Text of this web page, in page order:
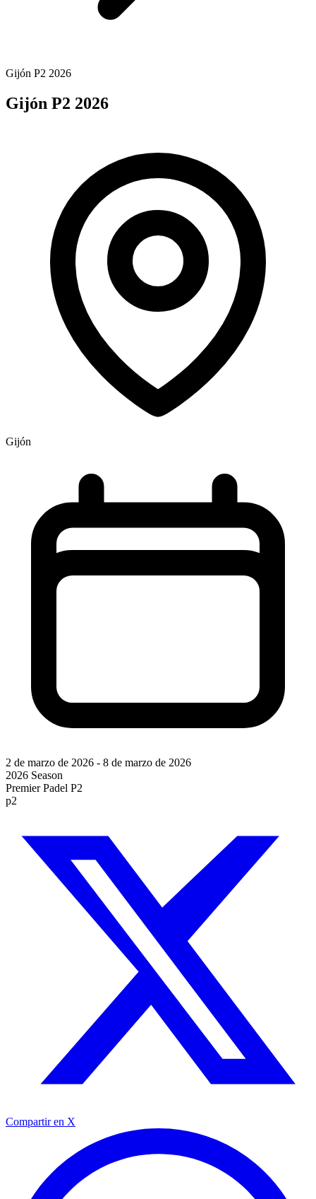
Gijón P2 2026
Gijón P2 2026
Gijón
2 de marzo de 2026 - 8 de marzo de 2026
2026 Season
Premier Padel P2
p2
Compartir en X